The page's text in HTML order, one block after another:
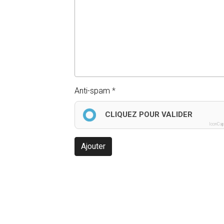
Anti-spam
CLIQUEZ POUR VALIDER
Ajouter